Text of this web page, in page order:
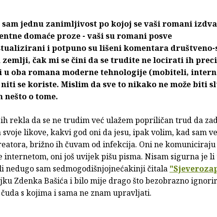
jednu zanimljivost po kojoj se vaši romani
domaće proze - vaši su romani posve
i potpuno su lišeni komentara
čak mi se čini da se trudite ne locirati ih
u oba romana moderne tehnologije (mobiteli,
se koriste. Mislim da sve to nikako ne može biti
nešto o tome.
rekla da se ne trudim već ulažem popriličan trud da
svoje likove, kakvi god oni da jesu, ipak volim, kad sam
brižno ih čuvam od infekcija. Oni ne
internetom, oni još uvijek pišu pisma. Nisam sigurna je li
nedugo sam sedmogodišnjojnećakinji čitala
Zdenka Bašića i bilo mije drago što bezobrazno
s kojima i sama ne znam upravljati.